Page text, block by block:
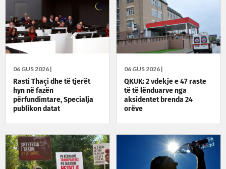
06 GUS 2026 |
Rasti Thaçi dhe të tjerët
hyn në fazën
përfundimtare, Specialja
publikon datat
06 GUS 2026 |
QKUK: 2 vdekje e 47 raste
të të lënduarve nga
aksidentet brenda 24
orëve